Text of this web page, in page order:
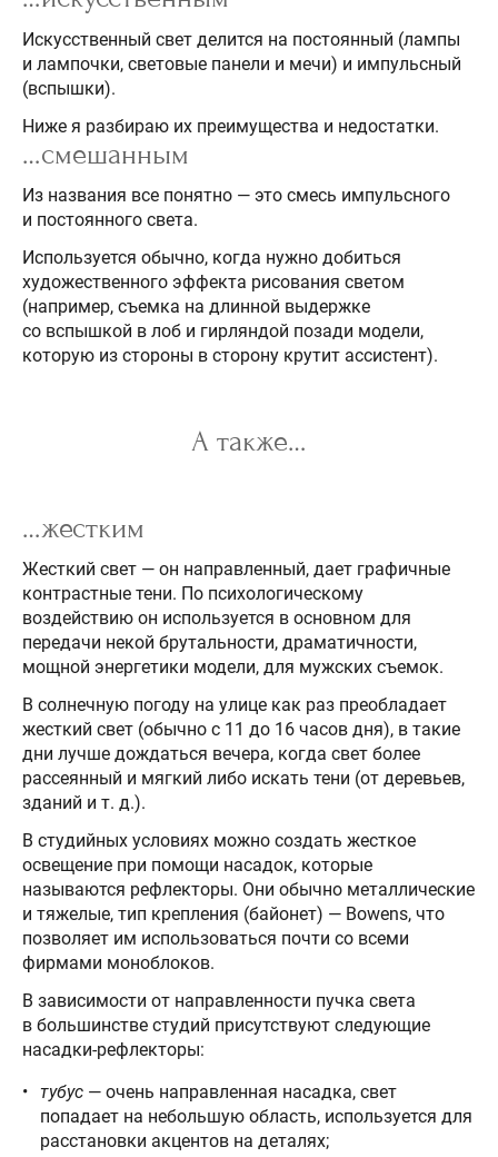
Искусственный свет делится на постоянный (лампы
и лампочки, световые панели и мечи) и импульсный
(вспышки).
Ниже я разбираю их преимущества и недостатки.
…смешанным
Из названия все понятно — это смесь импульсного
и постоянного света.
Используется обычно, когда нужно добиться
художественного эффекта рисования светом
(например, съемка на длинной выдержке
со вспышкой в лоб и гирляндой позади модели,
которую из стороны в сторону крутит ассистент).
А также…
…жестким
Жесткий свет — он направленный, дает графичные
контрастные тени. По психологическому
воздействию он используется в основном для
передачи некой брутальности, драматичности,
мощной энергетики модели, для мужских съемок.
В солнечную погоду на улице как раз преобладает
жесткий свет (обычно с 11 до 16 часов дня), в такие
дни лучше дождаться вечера, когда свет более
рассеянный и мягкий либо искать тени (от деревьев,
зданий и т. д.).
В студийных условиях можно создать жесткое
освещение при помощи насадок, которые
называются рефлекторы. Они обычно металлические
и тяжелые, тип крепления (байонет) — Bowens, что
позволяет им использоваться почти со всеми
фирмами моноблоков.
В зависимости от направленности пучка света
в большинстве студий присутствуют следующие
насадки-рефлекторы:
тубус — очень направленная насадка, свет
попадает на небольшую область, используется для
расстановки акцентов на деталях;